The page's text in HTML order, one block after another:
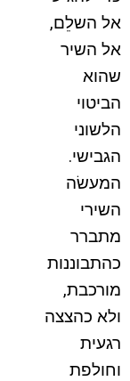
אל השלֵם,
אל השיר
שהוא
הביטוי
הלשוני
הגבישי.
המעשׂה
השירי
מתברר
כהתבוננות
מורכבת,
ולא כהצצה
רגעית
וחולפת